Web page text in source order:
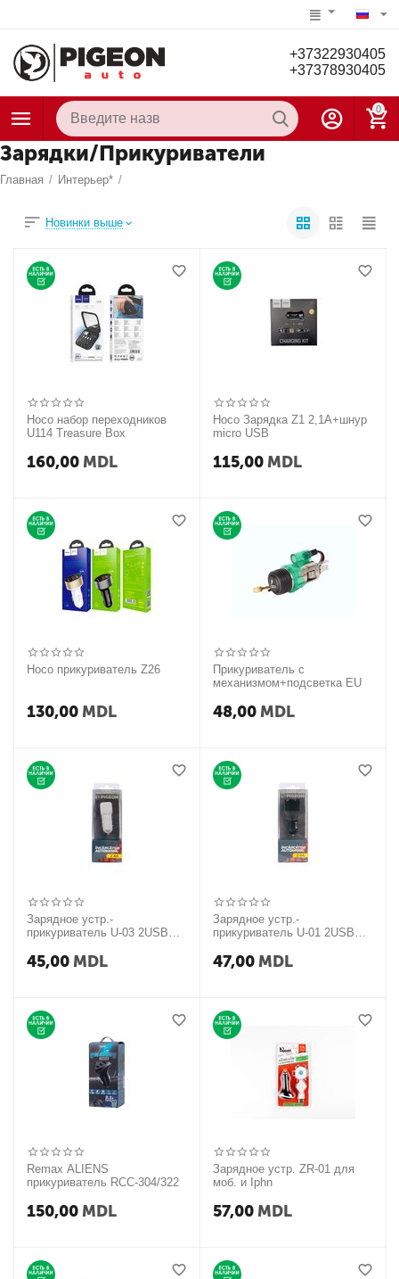
+37322930405
+37378930405
0
Зарядки/Прикуриватели
Главная / Интерьер* /
Новинки выше
Hoco набор переходников
U114 Treasure Box
160,00 MDL
Hoco Зарядка Z1 2,1А+шнур
micro USB
115,00 MDL
Hoco прикуриватель Z26
130,00 MDL
Прикуриватель с
механизмом+подсветка EU
48,00 MDL
Зарядное устр.-
прикуриватель U-03 2USB
45,00 MDL
Зарядное устр.-
прикуриватель U-01 2USB
47,00 MDL
Remax ALIENS
прикуриватель RCC-304/322
150,00 MDL
Зарядное устр. ZR-01 для
моб. и Iphn
57,00 MDL